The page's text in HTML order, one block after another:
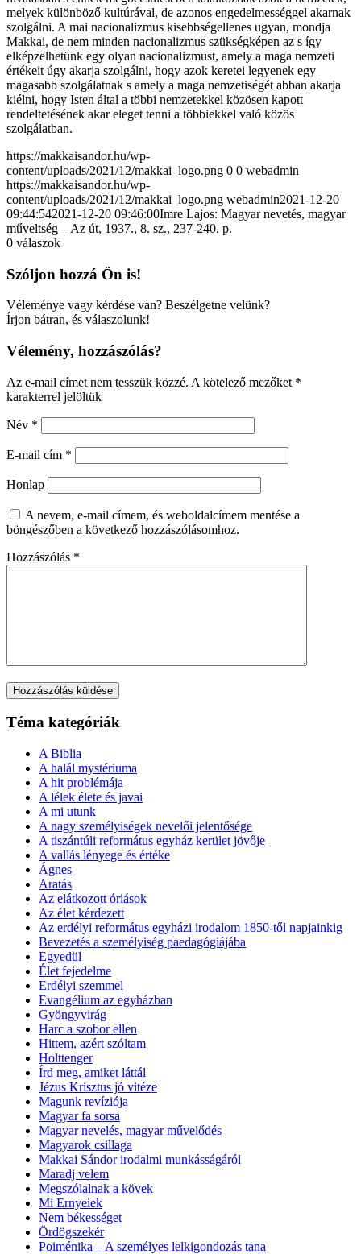
melyek különböző kultúrával, de azonos engedelmességgel akarnak
szolgálni. A mai nacionalizmus kisebbségellenes ugyan, mondja
Makkai, de nem minden nacionalizmus szükségképen az s így
elképzelhetünk egy olyan nacionalizmust, amely a maga nemzeti
értékeit úgy akarja szolgálni, hogy azok keretei legyenek egy
magasabb szolgálatnak s amely a maga nemzetiségét abban akarja
kiélni, hogy Isten által a többi nemzetekkel közösen kapott
rendeltetésének akar eleget tenni a többiekkel való közös
szolgálatban.
https://makkaisandor.hu/wp-
content/uploads/2021/12/makkai_logo.png 0 0 webadmin
https://makkaisandor.hu/wp-
content/uploads/2021/12/makkai_logo.png webadmin2021-12-20
09:44:542021-12-20 09:46:00Imre Lajos: Magyar nevetés, magyar
műveltség – Az út, 1937., 8. sz., 237-240. p.
0 válaszok
Szóljon hozzá Ön is!
Véleménye vagy kérdése van? Beszélgetne velünk?
Írjon bátran, és válaszolunk!
Vélemény, hozzászólás?
Az e-mail címet nem tesszük közzé. A kötelező mezőket *
karakterrel jelöltük
Név *
E-mail cím *
Honlap
A nevem, e-mail címem, és weboldalcímem mentése a
böngészőben a következő hozzászólásomhoz.
Hozzászólás *
Téma kategóriák
A Biblia
A halál mystériuma
A hit problémája
A lélek élete és javai
A mi utunk
A nagy személyiségek nevelői jelentősége
A tiszántúli református egyház kerület jövője
A vallás lényege és értéke
Ágnes
Aratás
Az elátkozott óriások
Az élet kérdezett
Az erdélyi református egyházi irodalom 1850-től napjainkig
Bevezetés a személyiség paedagógiájába
Egyedül
Élet fejedelme
Erdélyi szemmel
Evangélium az egyházban
Gyöngyvirág
Harc a szobor ellen
Hittem, azért szóltam
Holttenger
Írd meg, amiket láttál
Jézus Krisztus jó vitéze
Magunk revíziója
Magyar fa sorsa
Magyar nevelés, magyar művelődés
Magyarok csillaga
Makkai Sándor irodalmi munkásságáról
Maradj velem
Megszólalnak a kövek
Mi Ernyeiek
Nem békességet
Ördögszekér
Poiménika – A személyes lelkigondozás tana